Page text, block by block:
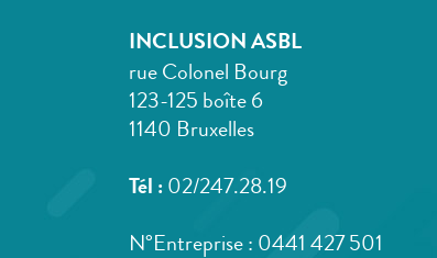
INCLUSION ASBL
rue Colonel Bourg
123-125 boîte 6
1140 Bruxelles
Tél : 02/247.28.19
N°Entreprise : 0441 427 501